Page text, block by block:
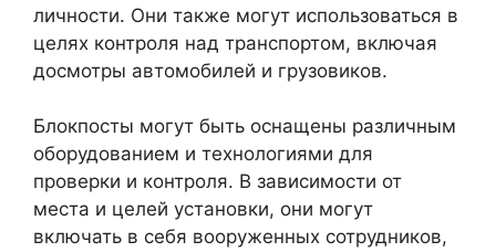
личности. Они также могут использоваться в
целях контроля над транспортом, включая
досмотры автомобилей и грузовиков.
Блокпосты могут быть оснащены различным
оборудованием и технологиями для
проверки и контроля. В зависимости от
места и целей установки, они могут
включать в себя вооруженных сотрудников,